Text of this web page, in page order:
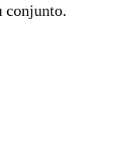
conjunto.